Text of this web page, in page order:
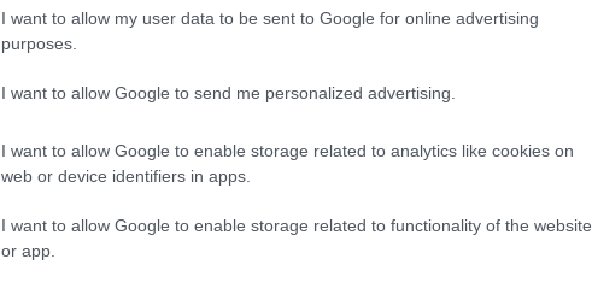
I want to allow my user data to be sent to Google for online advertising
purposes.
I want to allow Google to send me personalized advertising.
I want to allow Google to enable storage related to analytics like cookies on
web or device identifiers in apps.
I want to allow Google to enable storage related to functionality of the website
or app.